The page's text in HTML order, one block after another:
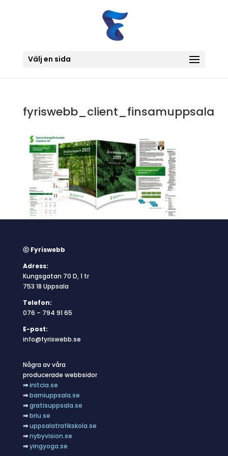
Välj en sida
fyriswebb_client_finsamuppsala
ⓒ Fyriswebb
Adress:
Kungsgatan 70 D, 1 tr
753 18 Uppsala
Telefon:
076 – 794 91 65
E-post:
info@fyriswebb.se
Några av våra
producerade webbsidor
⇒initcia.se
⇒barniuppsala.se
⇒gratisuppsala.se
⇒briu.se
⇒uppsalatrafikskola.se
⇒nybyvision.se
⇒yingyoga.se